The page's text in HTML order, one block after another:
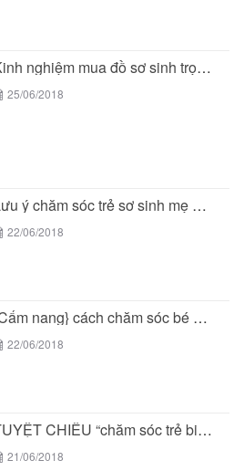
Kinh nghiệm mua đồ sơ sinh trọn gói tại...
25/06/2018
Lưu ý chăm sóc trẻ sơ sinh mẹ THÔNG...
22/06/2018
{Cẩm nang} cách chăm sóc bé 2 tuổi THÔNG...
22/06/2018
TUYỆT CHIÊU “chăm sóc trẻ biếng ăn suy dinh...
21/06/2018